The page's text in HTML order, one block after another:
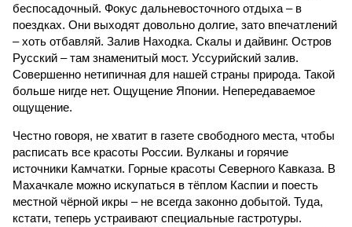
беспосадочный. Фокус дальневосточного отдыха – в
поездках. Они выходят довольно долгие, зато впечатлений
– хоть отбавляй. Залив Находка. Скалы и дайвинг. Остров
Русский – там знаменитый мост. Уссурийский залив.
Совершенно нетипичная для нашей страны природа. Такой
больше нигде нет. Ощущение Японии. Непередаваемое
ощущение.
Честно говоря, не хватит в газете свободного места, чтобы
расписать все красоты России. Вулканы и горячие
источники Камчатки. Горные красоты Северного Кавказа. В
Махачкале можно искупаться в тёплом Каспии и поесть
местной чёрной икры – не всегда законно добытой. Туда,
кстати, теперь устраивают специальные гастротуры.